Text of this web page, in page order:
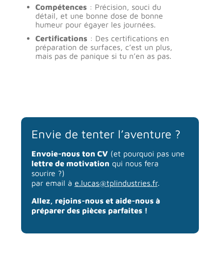
Compétences : Précision, souci du
détail, et une bonne dose de bonne
humeur pour égayer les journées.
Certifications : Des certifications en
préparation de surfaces, c’est un plus,
mais pas de panique si tu n’en as pas.
Envie de tenter l’aventure ?
Envoie-nous ton CV(et pourquoi pas une
lettre de motivation qui nous fera
sourire ?)
par email à e.lucas@tplindustries.fr.
Allez, rejoins-nous et aide-nous à
préparer des pièces parfaites !